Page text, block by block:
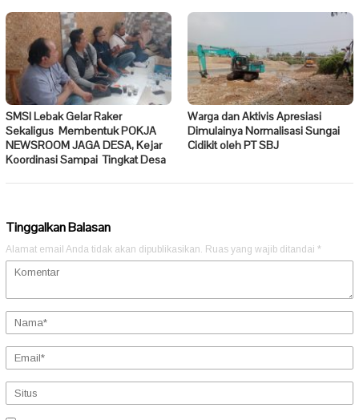
SMSI Lebak Gelar Raker
Sekaligus Membentuk POKJA
NEWSROOM JAGA DESA, Kejar
Koordinasi Sampai Tingkat Desa
Warga dan Aktivis Apresiasi
Dimulainya Normalisasi Sungai
Cidikit oleh PT SBJ
Tinggalkan Balasan
Alamat email Anda tidak akan dipublikasikan. Ruas yang wajib ditandai *